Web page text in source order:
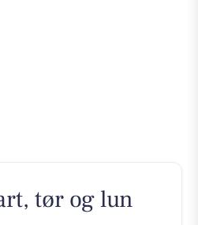
tør og lun